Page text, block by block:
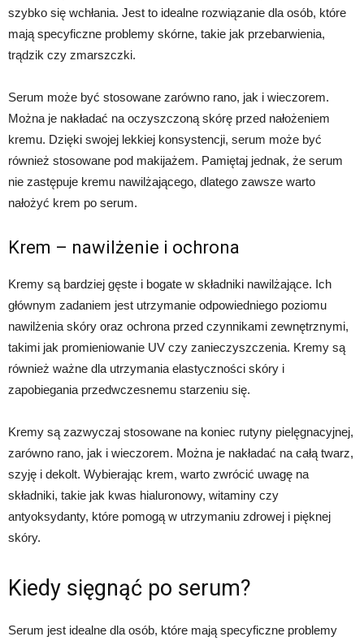
szybko się wchłania. Jest to idealne rozwiązanie dla osób, które
mają specyficzne problemy skórne, takie jak przebarwienia,
trądzik czy zmarszczki.
Serum może być stosowane zarówno rano, jak i wieczorem.
Można je nakładać na oczyszczoną skórę przed nałożeniem
kremu. Dzięki swojej lekkiej konsystencji, serum może być
również stosowane pod makijażem. Pamiętaj jednak, że serum
nie zastępuje kremu nawilżającego, dlatego zawsze warto
nałożyć krem po serum.
Krem – nawilżenie i ochrona
Kremy są bardziej gęste i bogate w składniki nawilżające. Ich
głównym zadaniem jest utrzymanie odpowiedniego poziomu
nawilżenia skóry oraz ochrona przed czynnikami zewnętrznymi,
takimi jak promieniowanie UV czy zanieczyszczenia. Kremy są
również ważne dla utrzymania elastyczności skóry i
zapobiegania przedwczesnemu starzeniu się.
Kremy są zazwyczaj stosowane na koniec rutyny pielęgnacyjnej,
zarówno rano, jak i wieczorem. Można je nakładać na całą twarz,
szyję i dekolt. Wybierając krem, warto zwrócić uwagę na
składniki, takie jak kwas hialuronowy, witaminy czy
antyoksydanty, które pomogą w utrzymaniu zdrowej i pięknej
skóry.
Kiedy sięgnąć po serum?
Serum jest idealne dla osób, które mają specyficzne problemy